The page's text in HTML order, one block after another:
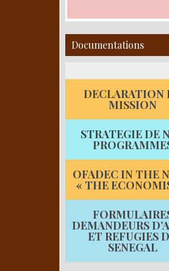
Documentations
DECLARATION
MISSION
STRATEGIE DE
OFADEC IN THE
« THE
DEMANDEURS
ET REFUGIES
SENEGAL